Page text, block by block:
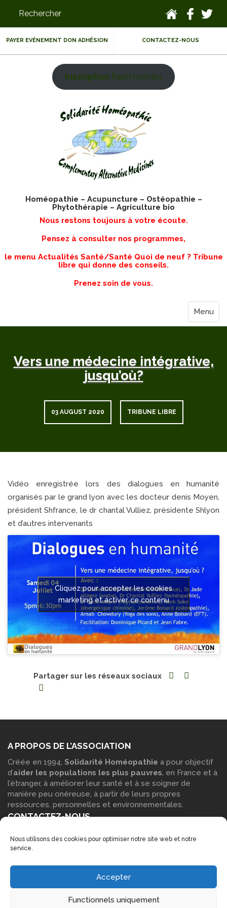
Nous utilisons des cookies pour optimiser notre site web et notre
service.
Accepter
Functionnels uniquement
PAYER EVÉNEMENT DON ADHÉSION CONTACTEZ-NOUS
Inscription flash homéo
Homéopathie – Acupuncture – Ostéopathie –
Phytothérapie – Agriculture bio
Nous restons toujours à votre écoute.
Pensez à consulter nos programmes,
le menu Actualités Santé/Santé Quoi de neuf ? Tribune
libre qui donne des conseils.
Prenez soin de vous.
Menu
Vers une médecine intégrative,
jusqu’où?
03 AUGUST 2020 TRIBUNE LIBRE
Vidéo enregistrée lors des dialogues en humanité
organisés par le grand lyon avec les docteur denis Moyen,
président Shfrance, le dr chantal Vulliez, présidente Shlyon
et d’autres intervenants
Cliquez pour accepter les cookies
marketing et activer ce contenu
Partager sur les réseaux sociaux
A PROPOS DE L’ASSOCIATION
Créée en 1994, Solidarité Homéopathie a pour objectif
d’aider les populations les plus pauvres, en France et à
l’étranger, à améliorer leur santé et à se soigner de
manière peu onéreuse, à partir de leurs propres
ressources, personnelles et environnementales.
CONTACTEZ-NOUS
Solidarité Homéopathie – Maison des associations, Parc
53 Pare-mailà l’aide de notreformulaire de contact.
LIENS COMPLÉMENTAIRES
Mentions légales